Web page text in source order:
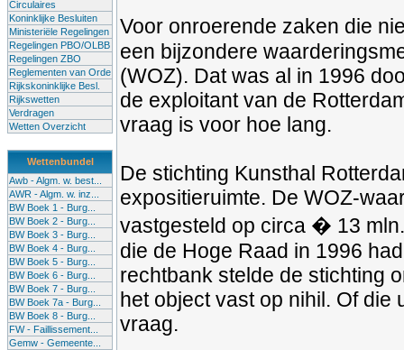
Circulaires
Koninklijke Besluiten
Ministeriële Regelingen
Regelingen PBO/OLBB
Regelingen ZBO
Reglementen van Orde
Rijkskoninklijke Besl.
Rijkswetten
Verdragen
Wetten Overzicht
Wettenbundel
Awb - Algm. w. best...
AWR - Algm. w. inz...
BW Boek 1 - Burg...
BW Boek 2 - Burg...
BW Boek 3 - Burg...
BW Boek 4 - Burg...
BW Boek 5 - Burg...
BW Boek 6 - Burg...
BW Boek 7 - Burg...
BW Boek 7a - Burg...
BW Boek 8 - Burg...
FW - Faillissement...
Gemw - Gemeente...
Voor onroerende zaken die
een bijzondere
(WOZ). Dat was al in 1996
de exploitant van de
vraag is voor hoe lang.
De stichting Kunsthal
expositieruimte. De WOZ-
vastgesteld op circa � 13
die de Hoge Raad in 1996
rechtbank stelde de stichting
het object vast op nihil. Of
vraag.